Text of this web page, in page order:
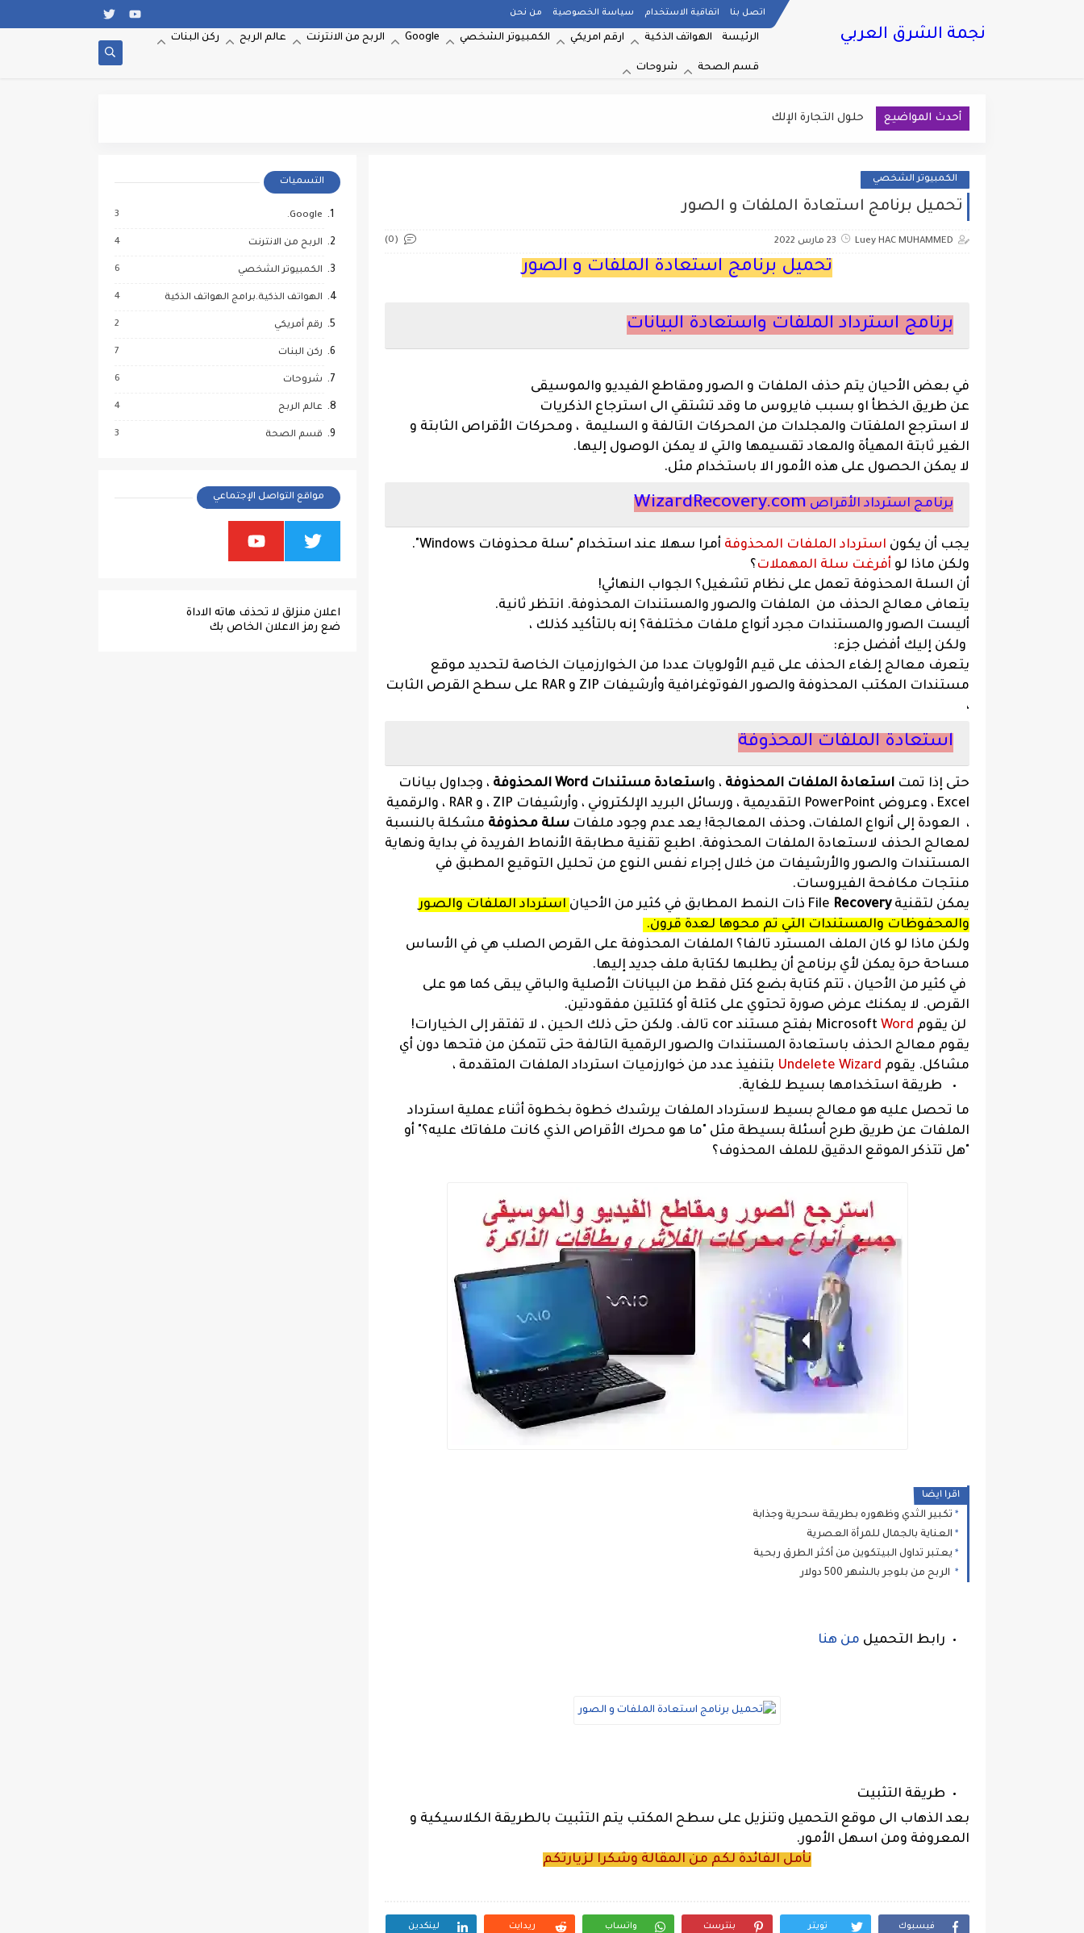
اتصل بنا اتفاقية الاستخدام سياسة الخصوصية من نحن
نجمة الشرق العربي الرئيسة الهواتف الذكية ارقم امريكي الكمبيوتر الشخصي Google الربح من الانترنت عالم الربح ركن البنات
قسم الصحة شروحات
أحدث المواضيع حلول التجارة الإلكترونية لع
الكمبيوتر الشخصي
تحميل برنامج استعادة الملفات و الصور
Luey HAC MUHAMMED 23 مارس 2022 (0)
تحميل برنامج استعادة الملفات و الصور
برنامج استرداد الملفات واستعادة البيانات
في بعض الأحيان يتم حذف الملفات و الصور ومقاطع الفيديو والموسيقى
عن طريق الخطأ او بسبب فايروس ما وقد تشتقي الى استرجاع الذكريات
لا استرجع الملفتات والمجلدات من المحركات التالفة و السليمة ، ومحركات الأقراص الثابتة و
الغير ثابتة المهيأة والمعاد تقسيمها والتي لا يمكن الوصول إليها.
لا يمكن الحصول على هذه الأمور الا باستخدام مثل.
برنامج استرداد الأقراص WizardRecovery.com
يجب أن يكون استرداد الملفات المحذوفة أمرا سهلا عند استخدام "سلة محذوفات Windows".
ولكن ماذا لو أفرغت سلة المهملات؟
أن السلة المحذوفة تعمل على نظام تشغيل؟ الجواب النهائي!
يتعافى معالج الحذف من الملفات والصور والمستندات المحذوفة. انتظر ثانية.
أليست الصور والمستندات مجرد أنواع ملفات مختلفة؟ إنه بالتأكيد كذلك ،
ولكن إليك أفضل جزء:
يتعرف معالج إلغاء الحذف على قيم الأولويات عددا من الخوارزميات الخاصة لتحديد موقع
مستندات المكتب المحذوفة والصور الفوتوغرافية وأرشيفات ZIP و RAR على سطح القرص الثابت
،
استعادة الملفات المحذوفة
حتى إذا تمت استعادة الملفات المحذوفة ، واستعادة مستندات Word المحذوفة
، وجداول بيانات
Excel ، وعروض PowerPoint التقديمية ، ورسائل البريد الإلكتروني ، وأرشيفات ZIP ، و RAR ، والرقمية
، العودة إلى أنواع الملفات، وحذف المعالجة! يعد عدم وجود ملفات سلة محذوفة مشكلة بالنسبة
لمعالج الحذف لاستعادة الملفات المحذوفة. اطبع تقنية مطابقة الأنماط الفريدة في بداية ونهاية
المستندات والصور والأرشيفات من خلال إجراء نفس النوع من تحليل التوقيع المطبق في
منتجات مكافحة الفيروسات.
يمكن لتقنية FileRecovery ذات النمط المطابق في كثير من الأحيان استرداد الملفات والصور
والمحفوظات والمستندات التي تم محوها لعدة قرون.
ولكن ماذا لو كان الملف المسترد تالفا؟ الملفات المحذوفة على القرص الصلب هي في الأساس
مساحة حرة يمكن لأي برنامج أن يطلبها لكتابة ملف جديد إليها.
في كثير من الأحيان ، تتم كتابة بضع كتل فقط من البيانات الأصلية والباقي يبقى كما هو على
القرص. لا يمكنك عرض صورة تحتوي على كتلة أو كتلتين مفقودتين.
لن يقوم Microsoft Word
بفتح مستند cor تالف. ولكن حتى ذلك الحين ، لا تفتقر إلى الخيارات!
يقوم معالج الحذف باستعادة المستندات والصور الرقمية التالفة حتى تتمكن من فتحها دون أي
مشاكل. يقوم
بتنفيذ عدد من خوارزميات استرداد الملفات المتقدمة ،
طريقة استخدامها بسيط للغاية.
ما تحصل عليه هو معالج بسيط لاسترداد الملفات يرشدك خطوة بخطوة أثناء عملية استرداد
الملفات عن طريق طرح أسئلة بسيطة مثل "ما هو محرك الأقراص الذي كانت ملفاتك عليه؟" أو
"هل تتذكر الموقع الدقيق للملف المحذوف؟
اقرا ايضا
تكبير الثدي وظهوره بطريقة سحرية وجذابة
العناية بالجمال للمرأة العصرية
يعتبر تداول البيتكوين من أكثر الطرق ربحية
الربح من بلوجر بالشهر 500 دولار
رابط التحميل من هنا
طريقة التثبيت
بعد الذهاب الى موقع التحميل وتنزيل على سطح المكتب يتم التثبيت بالطريقة الكلاسيكية و
المعروفة ومن اسهل الأمور.
نأمل الفائدة لكم من المقالة وشكرا لزيارتكم
فيسبوك تويتر بنترست واتساب ريدايت لينكدين
التسميات
Google.
3
الربح من الانترنت 4
الكمبيوتر الشخصي 6
الهواتف الذكية.برامج الهواتف الذكية 4
رقم أمريكي 2
ركن البنات 7
شروحات 6
عالم الربح 4
قسم الصحة 3
مواقع التواصل الإجتماعي
اعلان منزلق لا تحذف هاته الاداة
ضع رمز الاعلان الخاص بك